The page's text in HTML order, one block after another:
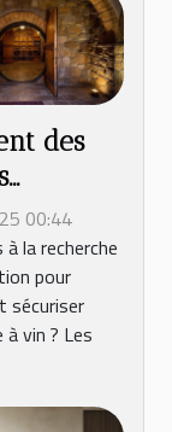
des
cave
00:44
la recherche
pour
sécuriser
vin ? Les